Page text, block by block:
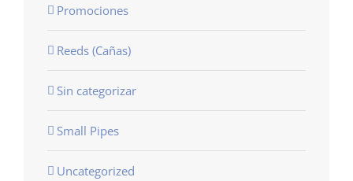
Promociones
Reeds (Cañas)
Sin categorizar
Small Pipes
Uncategorized